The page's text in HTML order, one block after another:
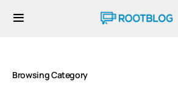
Browsing Category